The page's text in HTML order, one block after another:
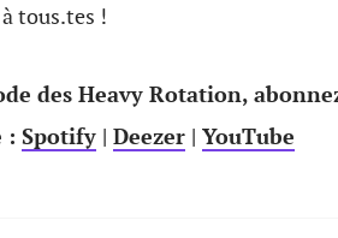
tous.tes !
des Heavy Rotation,
: Spotify | Deezer | YouTube